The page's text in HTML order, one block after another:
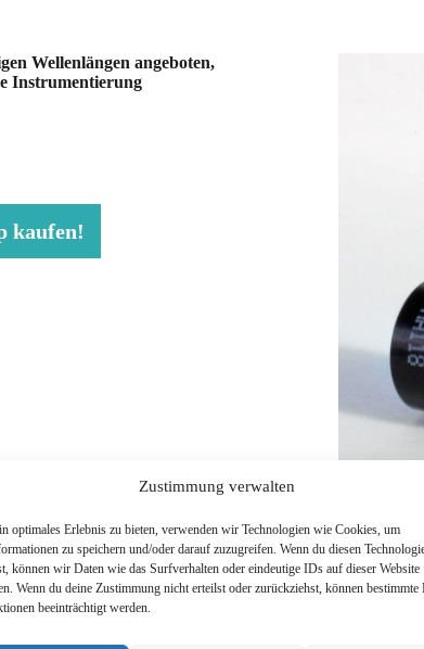
Zustimmung verwalten
optimales Erlebnis zu bieten, verwenden wir Technologien wie Cookies, um
zu speichern und/oder darauf zuzugreifen. Wenn du diesen
können wir Daten wie das Surfverhalten oder eindeutige IDs auf dieser Website
Wenn du deine Zustimmung nicht erteilst oder zurückziehst, können bestimmte
beeinträchtigt werden.
Wellenlängen angeboten,
Instrumentierung
kaufen!
Bedingungen